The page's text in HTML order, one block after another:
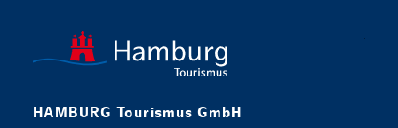
HAMBURG Tourismus GmbH